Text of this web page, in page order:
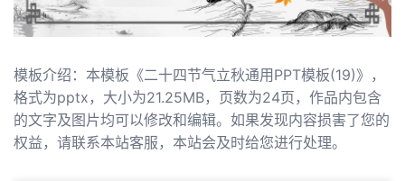
模板介绍：本模板《二十四节气立秋通用PPT模板(19)》，
格式为pptx，大小为21.25MB，页数为24页，作品内包含
的文字及图片均可以修改和编辑。如果发现内容损害了您的
权益，请联系本站客服，本站会及时给您进行处理。